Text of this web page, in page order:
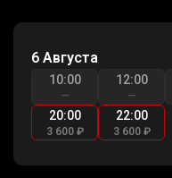
6 Августа
10:00
—
12:00
—
20:00
3 600 ₽
22:00
3 600 ₽